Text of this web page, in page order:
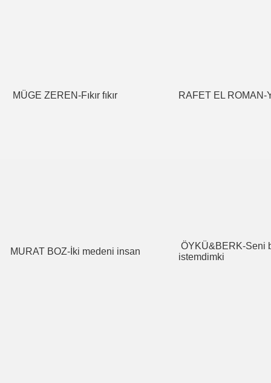
MÜGE ZEREN-Fıkır fıkır RAFET EL ROMAN-
MURAT BOZ-İki medeni insan
ÖYKÜ&BERK-Seni
istemdimki